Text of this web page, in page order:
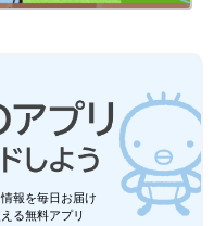
報を毎日お届け
る無料アプリ